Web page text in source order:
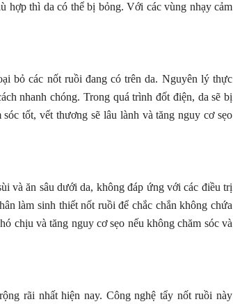
hợp thì da có thể bị bỏng. Với các vùng nhạy cảm
bỏ các nốt ruồi đang có trên da. Nguyên lý thực
nhanh chóng. Trong quá trình đốt điện, da sẽ bị
tốt, vết thương sẽ lâu lành và tăng nguy cơ sẹo
và ăn sâu dưới da, không đáp ứng với các điều trị
làm sinh thiết nốt ruồi để chắc chắn không chứa
chịu và tăng nguy cơ sẹo nếu không chăm sóc và
rãi nhất hiện nay. Công nghệ tẩy nốt ruồi này